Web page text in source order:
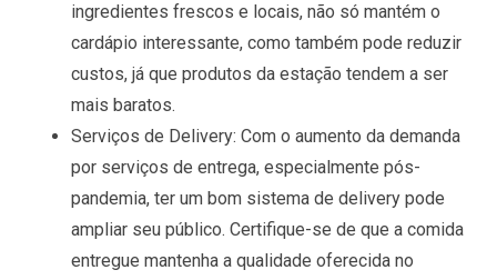
ingredientes frescos e locais, não só mantém o
cardápio interessante, como também pode reduzir
custos, já que produtos da estação tendem a ser
mais baratos.
Serviços de Delivery: Com o aumento da demanda
por serviços de entrega, especialmente pós-
pandemia, ter um bom sistema de delivery pode
ampliar seu público. Certifique-se de que a comida
entregue mantenha a qualidade oferecida no